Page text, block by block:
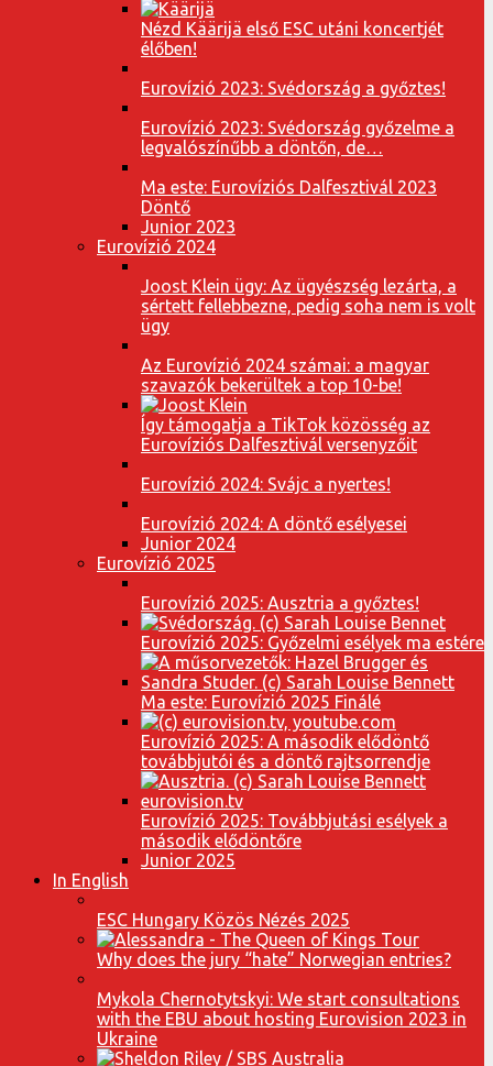
Nézd Käärijä első ESC utáni koncertjét
élőben!
Eurovízió 2023: Svédország a győztes!
Eurovízió 2023: Svédország győzelme a
legvalószínűbb a döntőn, de…
Ma este: Eurovíziós Dalfesztivál 2023
Döntő
Junior 2023
Eurovízió 2024
Joost Klein ügy: Az ügyészség lezárta, a
sértett fellebbezne, pedig soha nem is volt
ügy
Az Eurovízió 2024 számai: a magyar
szavazók bekerültek a top 10-be!
Így támogatja a TikTok közösség az
Eurovíziós Dalfesztivál versenyzőit
Eurovízió 2024: Svájc a nyertes!
Eurovízió 2024: A döntő esélyesei
Junior 2024
Eurovízió 2025
Eurovízió 2025: Ausztria a győztes!
Eurovízió 2025: Győzelmi esélyek ma estére
Ma este: Eurovízió 2025 Finálé
Eurovízió 2025: A második elődöntő
továbbjutói és a döntő rajtsorrendje
Eurovízió 2025: Továbbjutási esélyek a
második elődöntőre
Junior 2025
In English
ESC Hungary Közös Nézés 2025
Why does the jury “hate” Norwegian entries?
Mykola Chernotytskyi: We start consultations
with the EBU about hosting Eurovision 2023 in
Ukraine